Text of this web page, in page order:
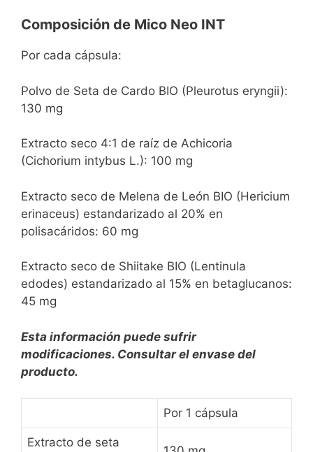
Composición de Mico Neo INT
Por cada cápsula:
Polvo de Seta de Cardo BIO (Pleurotus eryngii):
130 mg
Extracto seco 4:1 de raíz de Achicoria
(Cichorium intybus L.): 100 mg
Extracto seco de Melena de León BIO (Hericium
erinaceus) estandarizado al 20% en
polisacáridos: 60 mg
Extracto seco de Shiitake BIO (Lentinula
edodes) estandarizado al 15% en betaglucanos:
45 mg
Esta información puede sufrir
modificaciones. Consultar el envase del
producto.
Por 1 cápsula
Extracto de seta